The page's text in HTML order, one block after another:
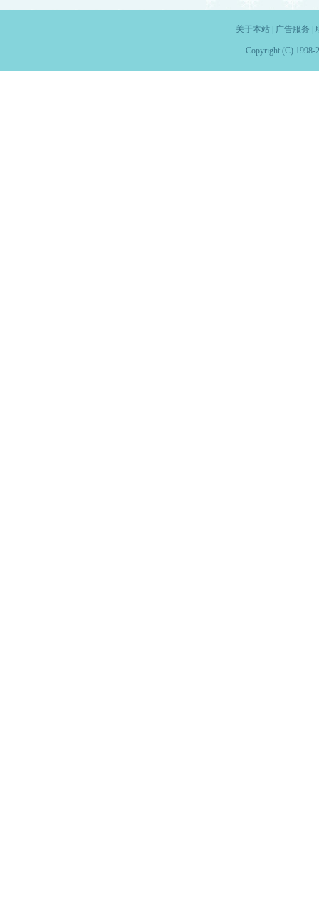
关于本站| 广告服务
Copyright (C) 1998-